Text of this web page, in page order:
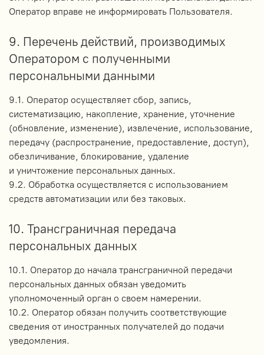
Оператор вправе не информировать Пользователя.
9. Перечень действий, производимых
Оператором с полученными
персональными данными
9.1. Оператор осуществляет сбор, запись,
систематизацию, накопление, хранение, уточнение
(обновление, изменение), извлечение, использование,
передачу (распространение, предоставление, доступ),
обезличивание, блокирование, удаление
и уничтожение персональных данных.
9.2. Обработка осуществляется с использованием
средств автоматизации или без таковых.
10. Трансграничная передача
персональных данных
10.1. Оператор до начала трансграничной передачи
персональных данных обязан уведомить
уполномоченный орган о своем намерении.
10.2. Оператор обязан получить соответствующие
сведения от иностранных получателей до подачи
уведомления.